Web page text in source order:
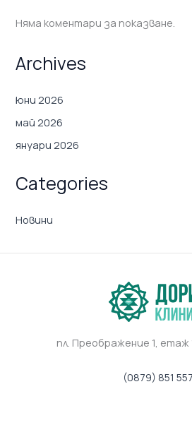
Няма коментари за показване.
Archives
юни 2026
май 2026
януари 2026
Categories
Новини
пл. Преображение 1, eтаж
(0879) 851 557